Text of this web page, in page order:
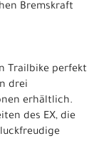
Bremskraft
Trailbike perfekt
drei
erhältlich.
des EX, die